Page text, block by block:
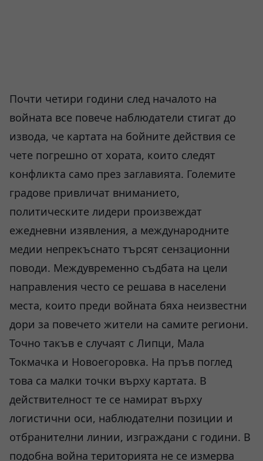
Почти четири години след началото на
войната все повече наблюдатели стигат до
извода, че картата на бойните действия се
чете погрешно от хората, които следят
конфликта само през заглавията. Големите
градове привличат вниманието,
политическите лидери произвеждат
ежедневни изявления, а международните
медии непрекъснато търсят сензационни
поводи. Междувременно съдбата на цели
направления често се решава в населени
места, които преди войната бяха неизвестни
дори за повечето жители на самите региони.
Точно такъв е случаят с Липци, Мала
Токмачка и Новоегоровка. На пръв поглед
това са малки точки върху картата. В
действителност те се намират върху
логистични оси, наблюдателни позиции и
отбранителни линии, изграждани с години. В
подобна война територията не се измерва